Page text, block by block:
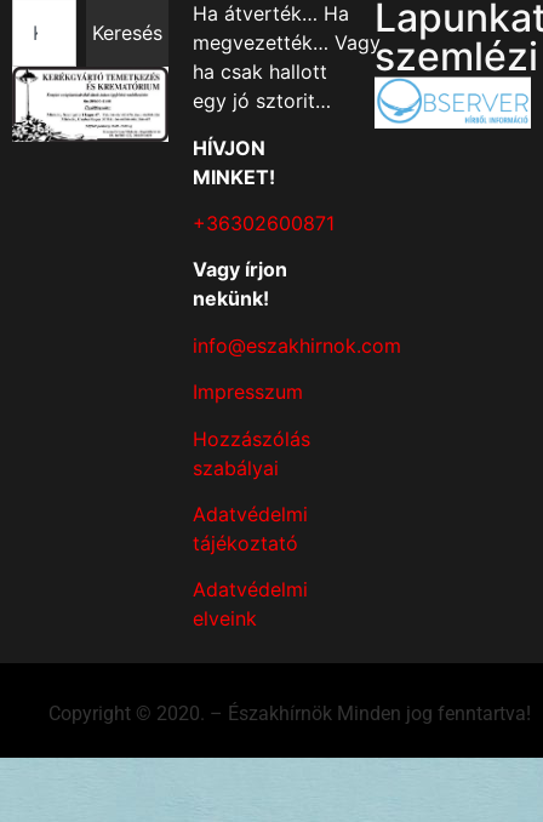
Keresés
Ha átverték… Ha
megvezették… Vagy
ha csak hallott
egy jó sztorit…
HÍVJON
MINKET!
+36302600871
Vagy írjon
nekünk!
info@eszakhirnok.com
Impresszum
Hozzászólás
szabályai
Adatvédelmi
tájékoztató
Adatvédelmi
elveink
szemlézi
Copyright © 2020. – Északhírnök Minden jog fenntartva!